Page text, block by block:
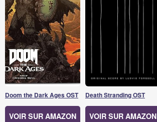
Doom the Dark Ages OST
VOIR SUR AMAZON
Death Stranding OST
VOIR SUR AMAZON